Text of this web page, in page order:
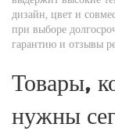
дизайн, цвет и
при выборе
гарантию и отзывы
Товары,
нужны